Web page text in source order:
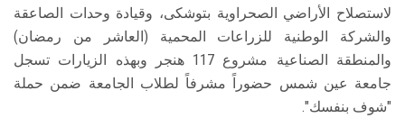
لاستصلاح الأراضي الصحراوية بتوشكى، وقيادة وحدات الصاعقة
والشركة الوطنية للزراعات المحمية (العاشر من رمضان)
والمنطقة الصناعية مشروع 117 هنجر وبهذه الزيارات تسجل
جامعة عين شمس حضوراً مشرفاً لطلاب الجامعة ضمن حملة
"شوف بنفسك".